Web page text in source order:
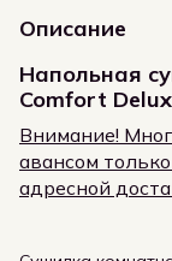
Описание
Напольная
Comfort
Внимание!
авансом
адресной